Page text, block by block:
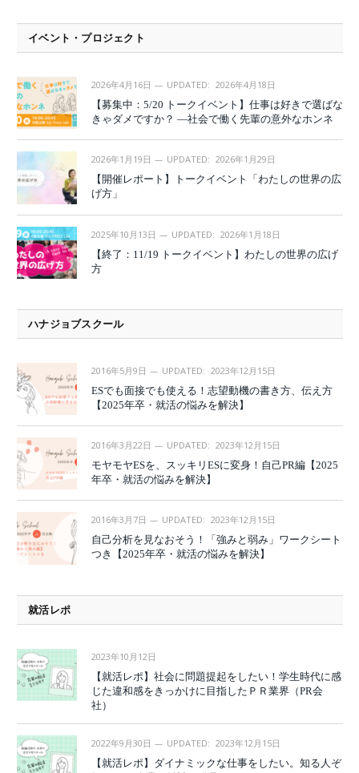
イベント・プロジェクト
2026年4月16日 UPDATED: 2026年4月18日
【募集中：5/20 トークイベント】仕事は好きで選ばな
きゃダメですか？ —社会で働く先輩の意外なホンネ
2026年1月19日 UPDATED: 2026年1月29日
【開催レポート】トークイベント「わたしの世界の広
げ方」
2025年10月13日 UPDATED: 2026年1月18日
【終了：11/19 トークイベント】わたしの世界の広げ
方
ハナジョブスクール
2016年5月9日 UPDATED: 2023年12月15日
ESでも面接でも使える！志望動機の書き方、伝え方
【2025年卒・就活の悩みを解決】
2016年3月22日 UPDATED: 2023年12月15日
モヤモヤESを、スッキリESに変身！自己PR編【2025
年卒・就活の悩みを解決】
2016年3月7日 UPDATED: 2023年12月15日
自己分析を見なおそう！「強みと弱み」ワークシート
つき【2025年卒・就活の悩みを解決】
就活レポ
2023年10月12日
【就活レポ】社会に問題提起をしたい！学生時代に感
じた違和感をきっかけに目指したＰＲ業界（PR会
社）
2022年9月30日 UPDATED: 2023年12月15日
【就活レポ】ダイナミックな仕事をしたい。知る人ぞ